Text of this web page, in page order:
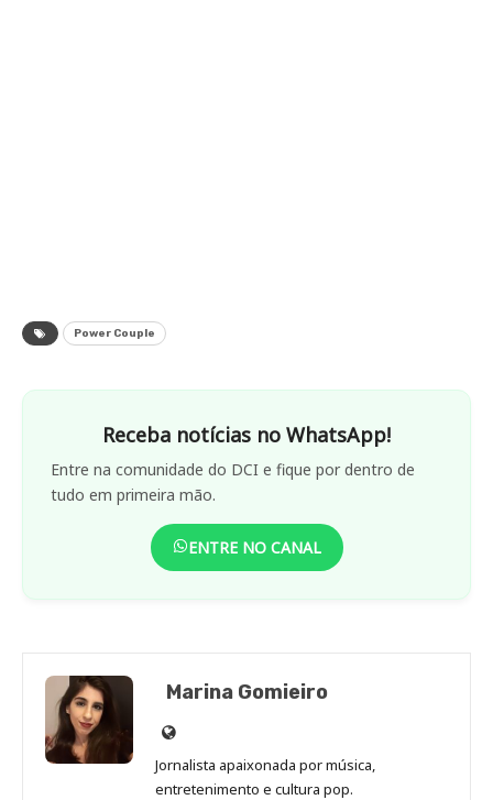
Power Couple
Receba notícias no WhatsApp!
Entre na comunidade do DCI e fique por dentro de
tudo em primeira mão.
ENTRE NO CANAL
Marina Gomieiro
Site
de
Marina
Jornalista apaixonada por música,
entretenimento e cultura pop.